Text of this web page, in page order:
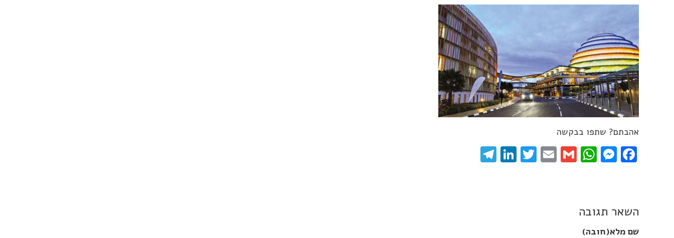
אהבתם? שתפו בבקשה
Facebook
Messenger
WhatsApp
Gmail
Email
Twitter
LinkedIn
השאר תגובה
שם מלא(חובה)